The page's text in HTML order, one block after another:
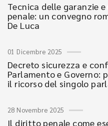
Tecnica delle garanzie
penale: un convegno
De Luca
01 Dicembre 2025
Decreto sicurezza e
Parlamento e Governo:
il ricorso del singolo
28 Novembre 2025
Il diritto penale come